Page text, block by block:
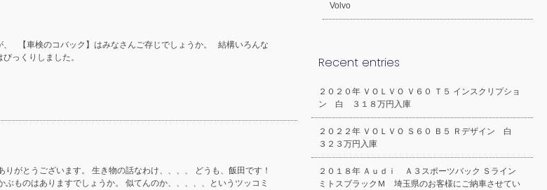
【車検のコバック】はみなさんご存じでしょうか。 結構いろんな
っくりしました。
がとうございます。 生き物の話なわけ、、、、 どうも、飯田です！
ものはありますでしょうか。 似てんのか、、、、、というツッコミ
Volvo
Recent entries
２０２０年 ＶＯＬＶＯ Ｖ６０ Ｔ５ インスクリプショ
ン 白 ３１８万円入庫
２０２２年 ＶＯＬＶＯ Ｓ６０ Ｂ５ Ｒデザイン 白
３２３万円入庫
２０１８年 Ａｕｄｉ Ａ３スポーツバック Ｓライン
ミトスブラックＭ 埼玉県のお客様にご納車させてい